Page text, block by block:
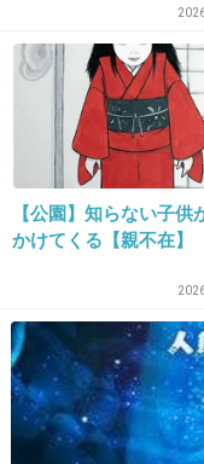
2017/01/30(月) 22:27:44
田舎もんなんで
だって思った
26. 匿名2017/01/30(月) 22:27:47
田都沿いって、
ヤだわ〜。
孝行だと思っていたの
【公園】知らない子供
かけてくる【親不在】